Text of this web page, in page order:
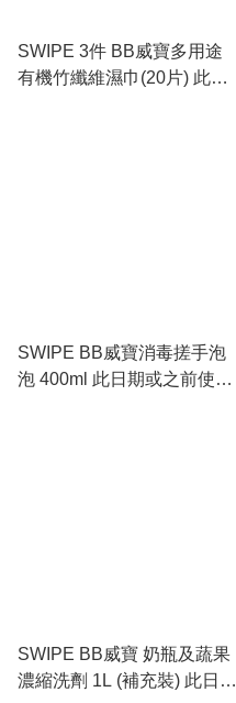
SWIPE 3件 BB威寶多用途
有機竹纖維濕巾(20片) 此日
SWIPE BB威寶消毒搓手泡
泡 400ml 此日期或之前使
SWIPE BB威寶 奶瓶及蔬果
濃縮洗劑 1L (補充裝) 此日期